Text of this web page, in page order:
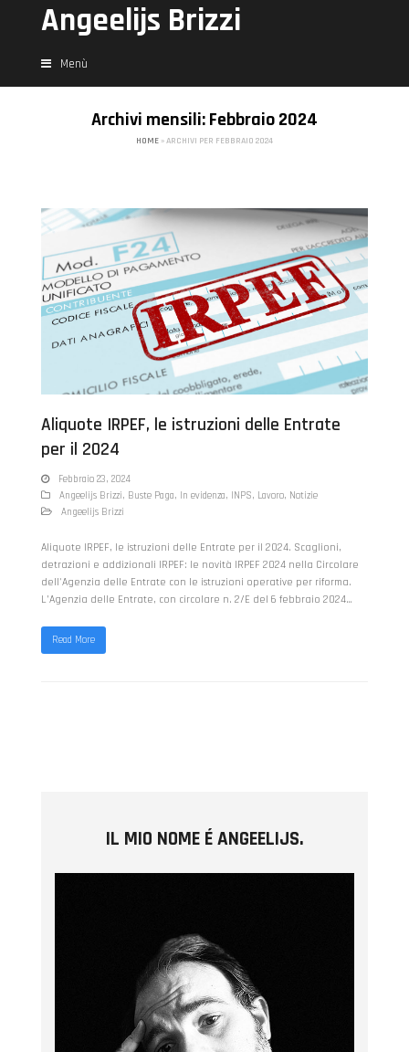
Angeelijs Brizzi
Menù
Archivi mensili: Febbraio 2024
HOME»ARCHIVI PER FEBBRAIO 2024
Aliquote IRPEF, le istruzioni delle Entrate
per il 2024
Febbraio 23, 2024
Angeelijs Brizzi, Buste Paga, In evidenza, INPS, Lavoro, Notizie
Angeelijs Brizzi
Aliquote IRPEF, le istruzioni delle Entrate per il 2024. Scaglioni,
detrazioni e addizionali IRPEF: le novità IRPEF 2024 nella Circolare
dell'Agenzia delle Entrate con le istruzioni operative per riforma.
L’Agenzia delle Entrate, con circolare n. 2/E del 6 febbraio 2024…
Read More
IL MIO NOME É ANGEELIJS.